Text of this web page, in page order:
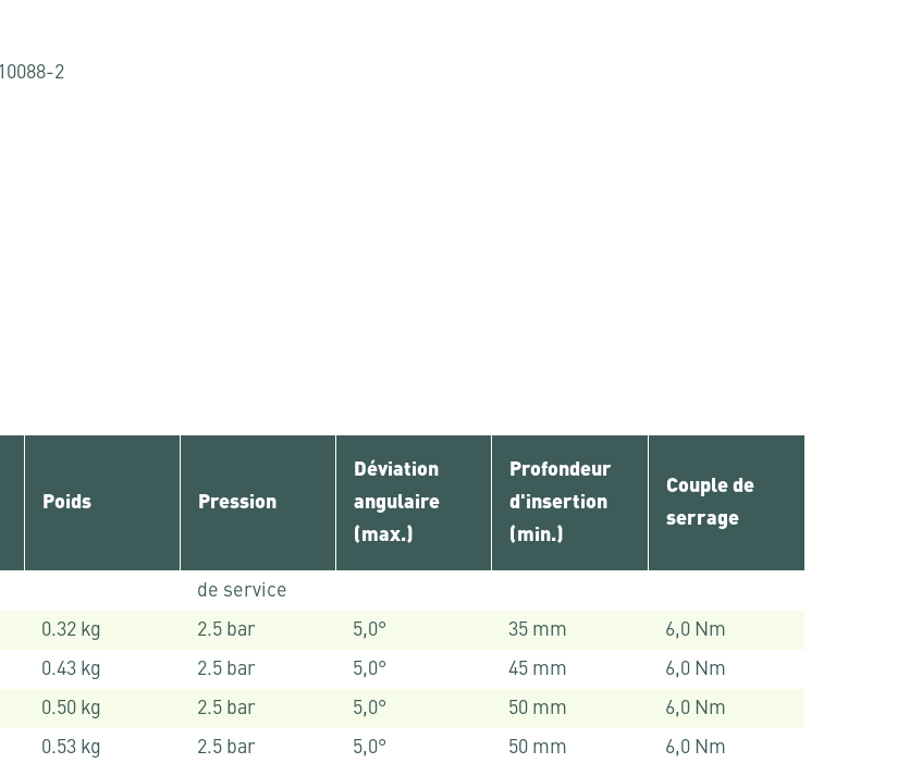
2
Poids Pression
Déviation
angulaire
(max.)
Profondeur
d'insertion
(min.)
Couple de
serrage
de service
0.32 kg 2.5 bar 5,0° 35 mm
6,0 Nm
0.43 kg 2.5 bar 5,0° 45 mm
6,0 Nm
0.50 kg 2.5 bar 5,0° 50 mm
6,0 Nm
0.53 kg 2.5 bar 5,0° 50 mm
6,0 Nm